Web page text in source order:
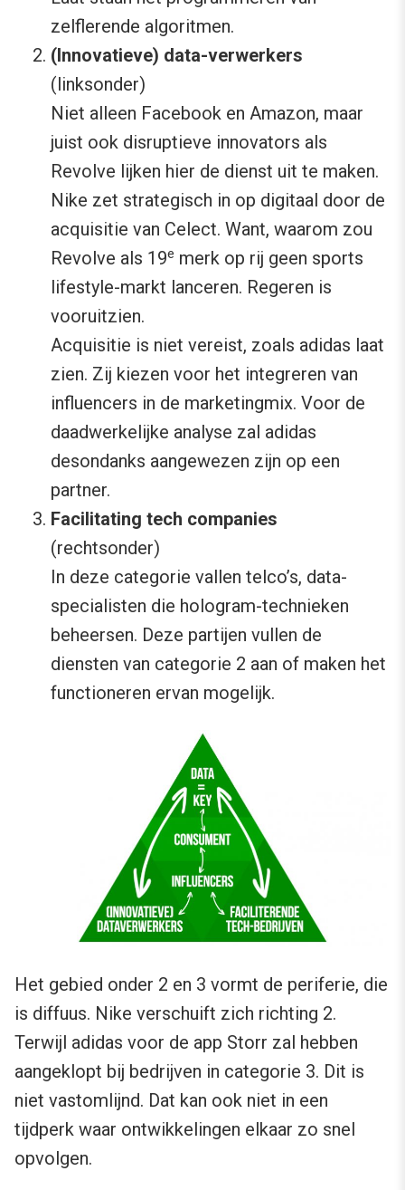
zelflerende algoritmen.
(Innovatieve) data-verwerkers
(linksonder)
Niet alleen Facebook en Amazon, maar
juist ook disruptieve innovators als
Revolve lijken hier de dienst uit te maken.
Nike zet strategisch in op digitaal door de
acquisitie van Celect. Want, waarom zou
Revolve als 19e merk op rij geen sports
lifestyle-markt lanceren. Regeren is
vooruitzien.
Acquisitie is niet vereist, zoals adidas laat
zien. Zij kiezen voor het integreren van
influencers in de marketingmix. Voor de
daadwerkelijke analyse zal adidas
desondanks aangewezen zijn op een
partner.
Facilitating tech companies
(rechtsonder)
In deze categorie vallen telco’s, data-
specialisten die hologram-technieken
beheersen. Deze partijen vullen de
diensten van categorie 2 aan of maken het
functioneren ervan mogelijk.
Het gebied onder 2 en 3 vormt de periferie, die
is diffuus. Nike verschuift zich richting 2.
Terwijl adidas voor de app Storr zal hebben
aangeklopt bij bedrijven in categorie 3. Dit is
niet vastomlijnd. Dat kan ook niet in een
tijdperk waar ontwikkelingen elkaar zo snel
opvolgen.